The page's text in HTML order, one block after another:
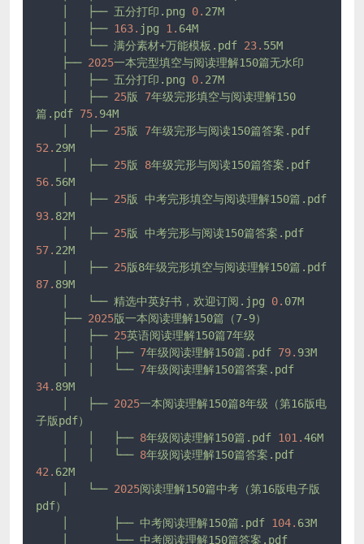
├── 五分打印.png 0. 27M
├── 163. jpg 1. 64M
└── 满分素材+万能模板.pdf 23. 55M
├── 2025一本完型填空与阅读理解150篇无水印
├── 五分打印.png 0. 27M
├── 25版 7年级完形填空与阅读理解150
篇.pdf 75. 94M
├── 25版 7年级完形与阅读150篇答案.pdf
52. 29M
├── 25版 8年级完形与阅读150篇答案.pdf
56. 56M
├── 25版 中考完形填空与阅读理解150篇.pdf
93. 82M
├── 25版 中考完形与阅读150篇答案.pdf
57. 22M
├── 25版8年级完形填空与阅读理解150篇.pdf
87. 89M
└── 精选中英好书，欢迎订阅.jpg 0. 07M
├── 2025版一本阅读理解150篇（7-9）
├── 25英语阅读理解150篇7年级
├── 7年级阅读理解150篇.pdf 79. 93M
└── 7年级阅读理解150篇答案.pdf
34. 89M
├── 2025一本阅读理解150篇8年级（第16版电
子版pdf）
├── 8年级阅读理解150篇.pdf 101.46M
└── 8年级阅读理解150篇答案.pdf
42. 62M
└── 2025阅读理解150篇中考（第16版电子版
pdf）
├── 中考阅读理解150篇.pdf 104. 63M
└── 中考阅读理解150篇答案.pdf